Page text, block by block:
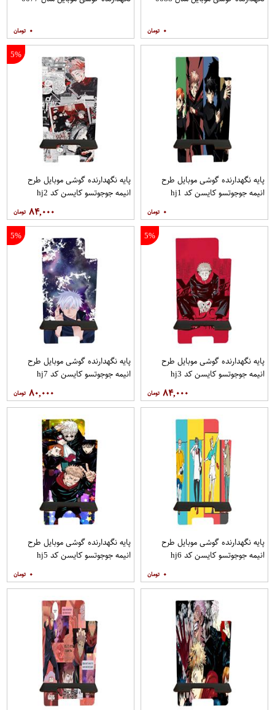
۰ ۰
پایه نگهدارنده گوشی موبایل طرح
انیمه جوجوتسو کایسن کد hj1
۰
5%
پایه نگهدارنده گوشی موبایل طرح
انیمه جوجوتسو کایسن کد hj2
۸۴,۰۰۰
5%
پایه نگهدارنده گوشی موبایل طرح
انیمه جوجوتسو کایسن کد hj3
۸۴,۰۰۰
5%
پایه نگهدارنده گوشی موبایل طرح
انیمه جوجوتسو کایسن کد hj7
۸۰,۰۰۰
پایه نگهدارنده گوشی موبایل طرح
انیمه جوجوتسو کایسن کد hj6
۰
پایه نگهدارنده گوشی موبایل طرح
انیمه جوجوتسو کایسن کد hj5
۰